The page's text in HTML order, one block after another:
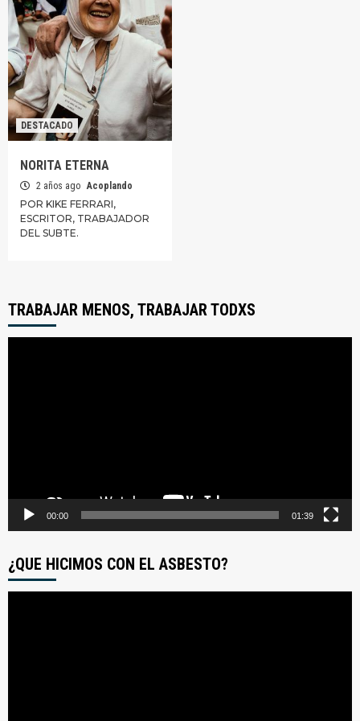
DESTACADO
NORITA ETERNA
2 años ago Acoplando
POR KIKE FERRARI,
ESCRITOR, TRABAJADOR
DEL SUBTE.
TRABAJAR MENOS, TRABAJAR TODXS
00:00 01:39
¿QUE HICIMOS CON EL ASBESTO?